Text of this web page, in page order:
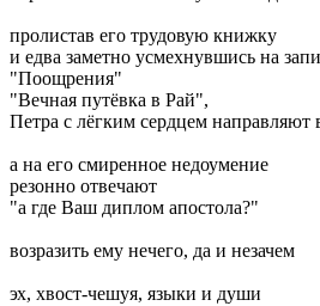
пролистав его трудовую книжку
и едва заметно усмехнувшись на
"Поощрения"
"Вечная путёвка в Рай",
Петра с лёгким сердцем направляют
а на его смиренное недоумение
резонно отвечают
"а где Ваш диплом апостола?"
возразить ему нечего, да и незачем
эх, хвост-чешуя, языки и души